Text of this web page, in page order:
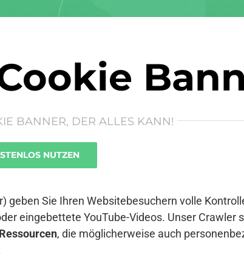
BANNER, DER ALLES KANN!
NUTZEN
geben Sie Ihren Websitebesuchern volle
eingebettete YouTube-Videos. Unser Crawler
, die möglicherweise auch